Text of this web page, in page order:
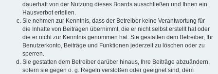
dauerhaft von der Nutzung dieses Boards ausschließen und Ihnen ein
Hausverbot erteilen.
Sie nehmen zur Kenntnis, dass der Betreiber keine Verantwortung für
die Inhalte von Beiträgen übernimmt, die er nicht selbst erstellt hat oder
die er nicht zur Kenntnis genommen hat. Sie gestatten dem Betreiber, Ihr
Benutzerkonto, Beiträge und Funktionen jederzeit zu löschen oder zu
sperren.
Sie gestatten dem Betreiber darüber hinaus, Ihre Beiträge abzuändern,
sofern sie gegen o. g. Regeln verstoßen oder geeignet sind, dem